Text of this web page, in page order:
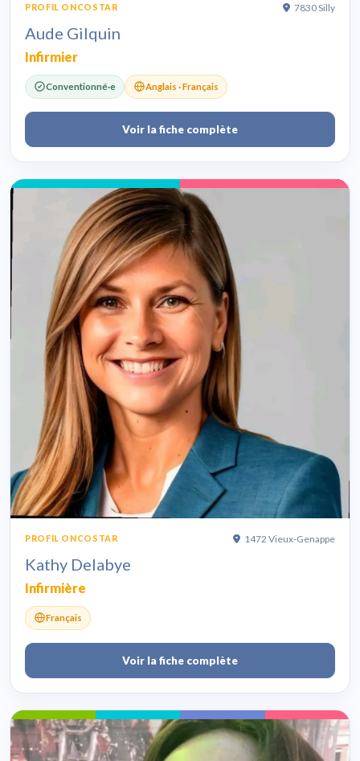
PROFIL ONCOSTAR 7830 Silly
Aude Gilquin
Infirmier
Conventionné·e Anglais · Français
Voir la fiche complète
PROFIL ONCOSTAR 1472 Vieux-Genappe
Kathy Delabye
Infirmière
Français
Voir la fiche complète